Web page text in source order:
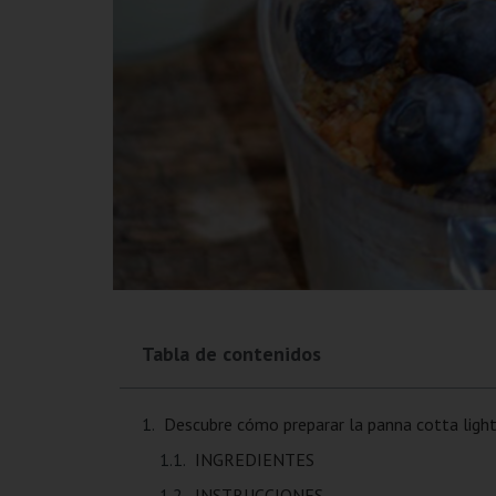
Tabla de contenidos
Descubre cómo preparar la panna cotta light
INGREDIENTES